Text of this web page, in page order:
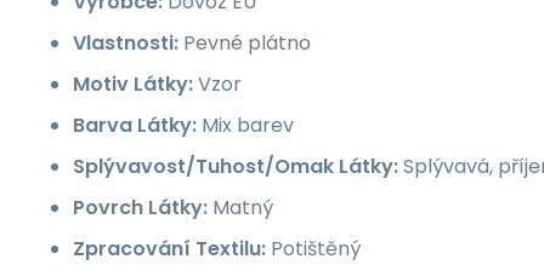
Vlastnosti: Pevné plátno
Motiv Látky:Vzor
Barva Látky: Mix barev
Splývavost/Tuhost/Omak Látky:Splývavá,
Povrch Látky: Matný
Zpracování Textilu: Potištěný